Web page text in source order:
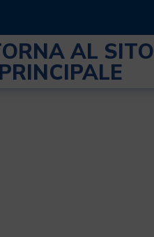
AL SITO
PRINCIPALE